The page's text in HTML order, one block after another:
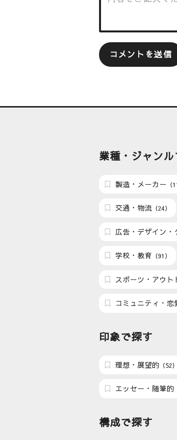
業種・ジャン
製造・メーカー （
交通・物流 （24）
広告・デザイン・
学校・教育 （91）
スポーツ・アウト
コミュニティ・恋
印象で探す
理想・展望的 （52）
エッセー・随筆的
構成で探す